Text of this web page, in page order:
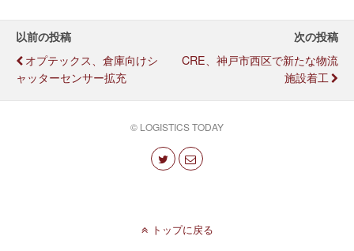
以前の投稿
オプテックス、倉庫向けシ
ャッターセンサー拡充
次の投稿
CRE、神戸市西区で新たな物流
施設着工
© LOGISTICS TODAY
トップに戻る